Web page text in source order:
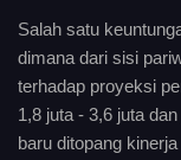
Salah satu
dimana dari sisi
terhadap proyeksi
1,8 juta - 3,6 juta
baru ditopang